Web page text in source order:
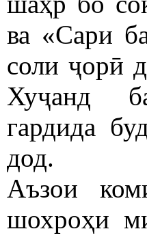
ва «Сари
соли ҷорӣ
Хуҷанд
гардида
дод.
Аъзои
шохроҳи